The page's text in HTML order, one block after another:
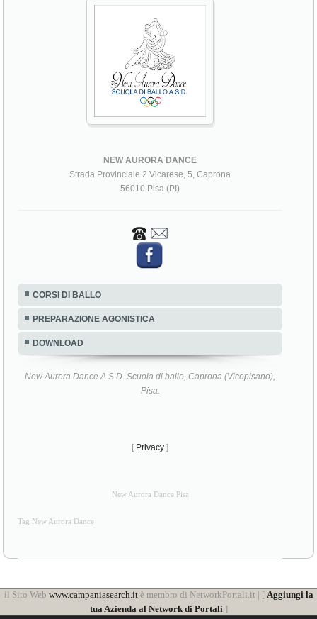
NEW AURORA DANCE
Strada Provinciale 2 Vicarese, 5, Caprona
56010 Pisa (PI)
CORSI DI BALLO
PREPARAZIONE AGONISTICA
DOWNLOAD
New Aurora Dance A.S.D. Scuola di ballo, Caprona (Vicopisano),
Pisa.
[ Privacy ]
New Aurora Dance Pisa
Tag New Aurora Dance
il Sito Web www.campaniasearch.itè membro di NetworkPortali.it | [ Aggiungi la
tua Azienda al Network di Portali ]